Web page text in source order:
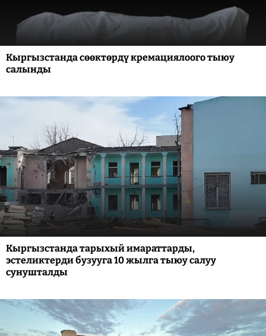
Кыргызстанда сөөктөрдү кремациялоого тыюу
салынды
Кыргызстанда тарыхый имараттарды,
эстеликтерди бузууга 10 жылга тыюу салуу
сунушталды